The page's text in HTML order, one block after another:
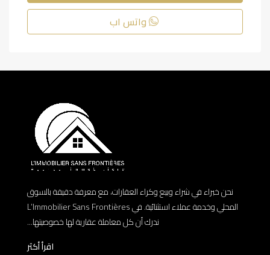
واتس اب
نحن خبراء في شراء وبيع وكراء العقارات، مع معرفة دقيقة بالسوق
المحلي وخدمة عملاء استثنائية. في L’Immobilier Sans Frontières
ندرك أن كل معاملة عقارية لها خصوصيتها...
اقرأ أكثر